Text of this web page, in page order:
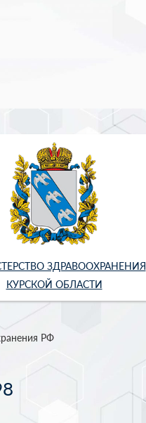
ЗДРАВООХРАНЕНИЯ
КУРСКОЙ ОБЛАСТИ
РФ